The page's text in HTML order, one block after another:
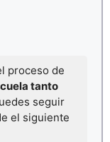
proceso de
tanto
seguir
el siguiente